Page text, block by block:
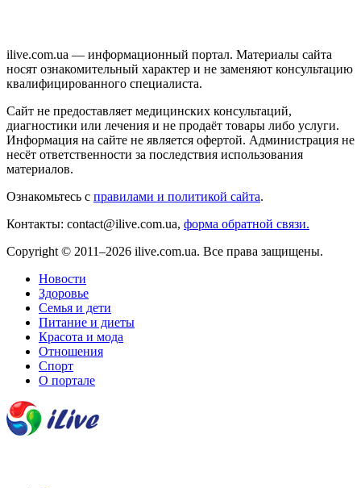
ilive.com.ua — информационный портал. Материалы сайта
носят ознакомительный характер и не заменяют консультацию
квалифицированного специалиста.
Сайт не предоставляет медицинских консультаций,
диагностики или лечения и не продаёт товары либо услуги.
Информация на сайте не является офертой. Администрация не
несёт ответственности за последствия использования
материалов.
Ознакомьтесь с правилами и политикой сайта.
Контакты: contact@ilive.com.ua, форма обратной связи.
Copyright © 2011–2026 ilive.com.ua. Все права защищены.
Новости
Здоровье
Семья и дети
Питание и диеты
Красота и мода
Отношения
Спорт
О портале